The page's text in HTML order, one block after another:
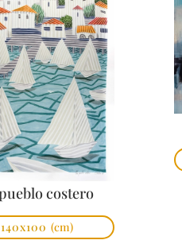
costero
140x100 (cm)